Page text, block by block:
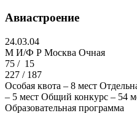
Авиастроение
24.03.04
M И/Ф Р Москва Очная
75 / 15
227 / 187
Особая квота – 8 мест
– 5 мест Общий конкурс – 54
Образовательная программа